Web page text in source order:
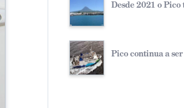
Desde 2021 o Pico
Pico continua a